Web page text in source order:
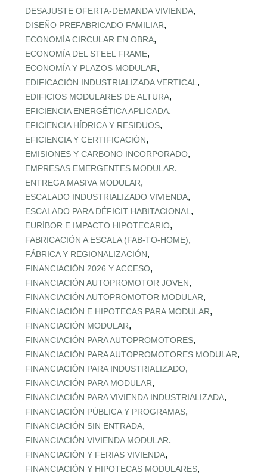
DESAJUSTE OFERTA‑DEMANDA VIVIENDA,
DISEÑO PREFABRICADO FAMILIAR,
ECONOMÍA CIRCULAR EN OBRA,
ECONOMÍA DEL STEEL FRAME,
ECONOMÍA Y PLAZOS MODULAR,
EDIFICACIÓN INDUSTRIALIZADA VERTICAL ,
EDIFICIOS MODULARES DE ALTURA,
EFICIENCIA ENERGÉTICA APLICADA,
EFICIENCIA HÍDRICA Y RESIDUOS,
EFICIENCIA Y CERTIFICACIÓN,
EMISIONES Y CARBONO INCORPORADO,
EMPRESAS EMERGENTES MODULAR,
ENTREGA MASIVA MODULAR,
ESCALADO INDUSTRIALIZADO VIVIENDA,
ESCALADO PARA DÉFICIT HABITACIONAL ,
EURÍBOR E IMPACTO HIPOTECARIO,
FABRICACIÓN A ESCALA (FAB‑TO‑HOME),
FÁBRICA Y REGIONALIZACIÓN,
FINANCIACIÓN 2026 Y ACCESO,
FINANCIACIÓN AUTOPROMOTOR JOVEN,
FINANCIACIÓN AUTOPROMOTOR MODULAR,
FINANCIACIÓN E HIPOTECAS PARA MODULAR,
FINANCIACIÓN MODULAR,
FINANCIACIÓN PARA AUTOPROMOTORES,
FINANCIACIÓN PARA AUTOPROMOTORES MODULAR,
FINANCIACIÓN PARA INDUSTRIALIZADO,
FINANCIACIÓN PARA MODULAR,
FINANCIACIÓN PARA VIVIENDA INDUSTRIALIZADA,
FINANCIACIÓN PÚBLICA Y PROGRAMAS,
FINANCIACIÓN SIN ENTRADA,
FINANCIACIÓN VIVIENDA MODULAR,
FINANCIACIÓN Y FERIAS VIVIENDA,
FINANCIACIÓN Y HIPOTECAS MODULARES,